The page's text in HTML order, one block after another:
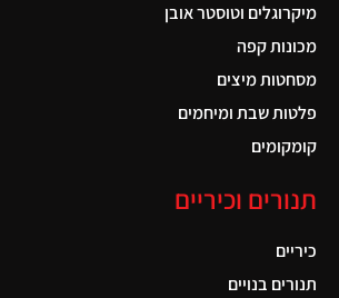
מיקרוגלים וטוסטר אובן
מכונות קפה
מסחטות מיצים
פלטות שבת ומיחמים
קומקומים
תנורים וכיריים
כיריים
תנורים בנויים